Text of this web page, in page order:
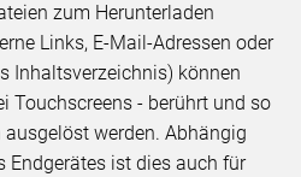
zum Herunterladen
Links, E-Mail-Adressen oder
Inhaltsverzeichnis) können
Touchscreens - berührt und so
werden. Abhängig
Endgerätes ist dies auch für